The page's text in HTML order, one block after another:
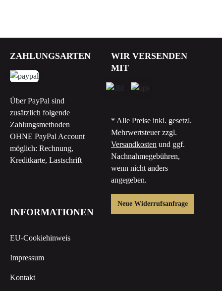
ZAHLUNGSARTEN
Über PayPal sind
zusätzlich folgende
Zahlungsmethoden
OHNE PayPal Account
möglich: Rechnung,
Kreditkarte, Lastschrift
WIR VERSENDEN
MIT
* Alle Preise inkl. gesetzl.
Mehrwertsteuer zzgl.
Versandkosten und ggf.
Nachnahmegebühren,
wenn nicht anders
angegeben.
Neue Widerrufsanfrage
INFORMATIONEN
EU-Cookiehinweis
Impressum
Kontakt